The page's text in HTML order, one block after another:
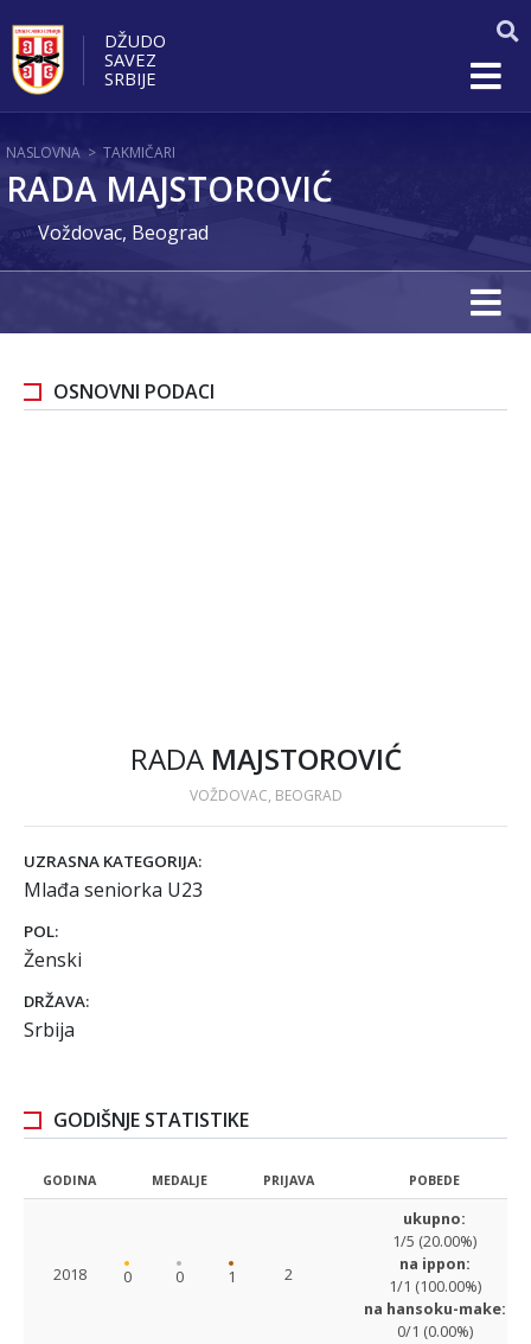
DŽUDO
SAVEZ
SRBIJE
NASLOVNA > TAKMIČARI
RADA MAJSTOROVIĆ
Voždovac, Beograd
OSNOVNI PODACI
RADA MAJSTOROVIĆ
VOŽDOVAC, BEOGRAD
UZRASNA KATEGORIJA:
Mlađa seniorka U23
POL:
Ženski
DRŽAVA:
Srbija
GODIŠNJE STATISTIKE
GODINA MEDALJE PRIJAVA POBEDE
2018 0 0 1 2
ukupno:
1/5 (20.00%)
na ippon:
1/1 (100.00%)
na hansoku-make:
0/1 (0.00%)